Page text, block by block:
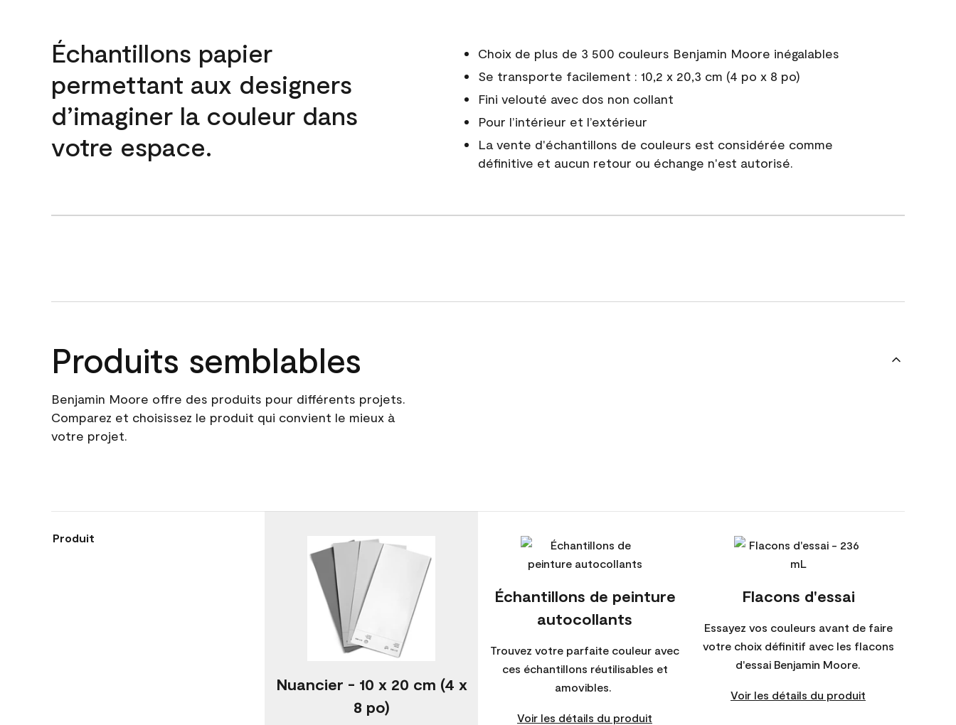
Échantillons papier
permettant aux designers
d’imaginer la couleur dans
votre espace.
Choix de plus de 3 500 couleurs Benjamin Moore inégalables
Se transporte facilement : 10,2 x 20,3 cm (4 po x 8 po)
Fini velouté avec dos non collant
Pour l’intérieur et l’extérieur
La vente d'échantillons de couleurs est considérée comme
définitive et aucun retour ou échange n'est autorisé.
Produits semblables
Benjamin Moore offre des produits pour différents projets.
Comparez et choisissez le produit qui convient le mieux à
votre projet.
Produit
Nuancier - 10 x 20 cm (4 x
8 po)
Échantillons de peinture
autocollants
Trouvez votre parfaite couleur avec
ces échantillons réutilisables et
amovibles.
Voir les détails du produit
Flacons d'essai
Essayez vos couleurs avant de faire
votre choix définitif avec les flacons
d'essai Benjamin Moore.
Voir les détails du produit